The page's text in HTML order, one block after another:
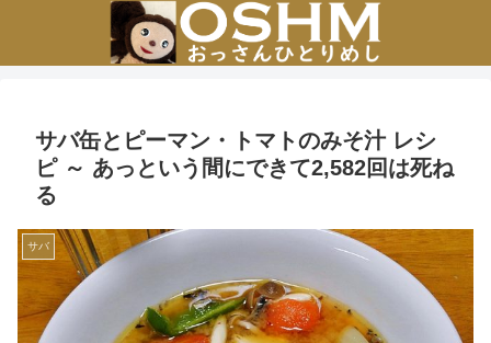
サバ缶とピーマン・トマトのみそ汁 レシ
ピ ～ あっという間にできて2,582回は死ね
る
サバ